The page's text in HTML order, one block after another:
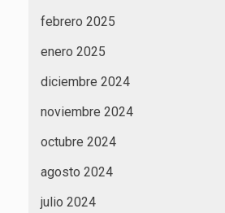
febrero 2025
enero 2025
diciembre 2024
noviembre 2024
octubre 2024
agosto 2024
julio 2024